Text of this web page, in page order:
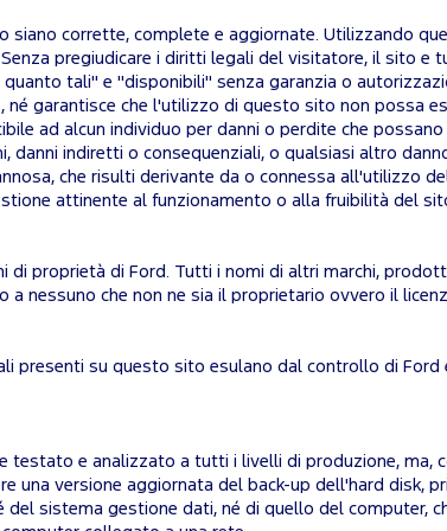
siano corrette, complete e aggiornate. Utilizzando
pregiudicare i diritti legali del visitatore, il sito e
tali" e "disponibili" senza garanzia o
garantisce che l'utilizzo di questo sito non possa
ad alcun individuo per danni o perdite che
danni indiretti o consequenziali, o qualsiasi altro
che risulti derivante da o connessa all'utilizzo
attinente al funzionamento o alla fruibilità del
proprietà di Ford. Tutti i nomi di altri marchi,
nessuno che non ne sia il proprietario ovvero il
presenti su questo sito esulano dal controllo di
e analizzato a tutti i livelli di produzione, ma,
una versione aggiornata del back-up dell'hard disk,
sistema gestione dati, né di quello del computer,